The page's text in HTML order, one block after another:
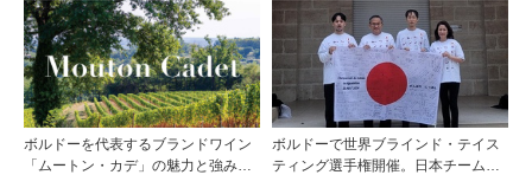
ボルドーを代表するブランドワイン
「ムートン・カデ」の魅力と強みを
ボルドーで世界ブラインド・テイス
ティング選手権開催。日本チームが4